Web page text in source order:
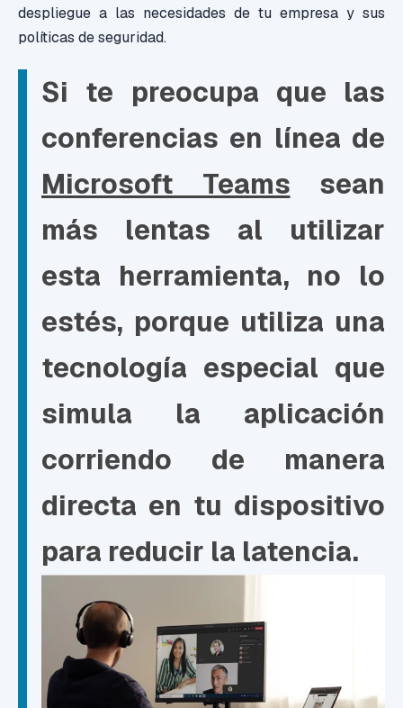
despliegue a las necesidades de tu empresa y sus
políticas de seguridad.
Si te preocupa que las
conferencias en línea de
Microsoft Teams sean
más lentas al utilizar
esta herramienta, no lo
estés, porque utiliza una
tecnología especial que
simula la aplicación
corriendo de manera
directa en tu dispositivo
para reducir la latencia.